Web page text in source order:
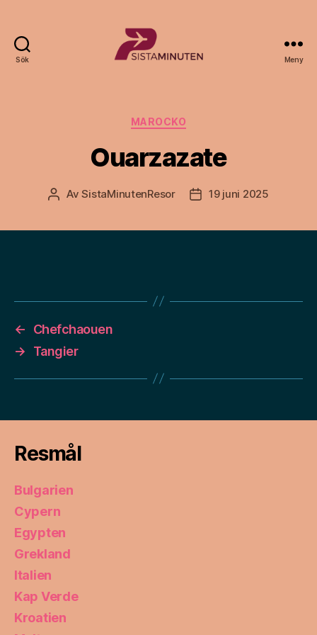
Sök Meny
Kategorier
MAROCKO
Ouarzazate
Inläggsförfattare
AvSistaMinutenResor Inläggsdatum
19 juni 2025
←
Chefchaouen
→
Tangier
Resmål
Bulgarien
Cypern
Egypten
Grekland
Italien
Kap Verde
Kroatien